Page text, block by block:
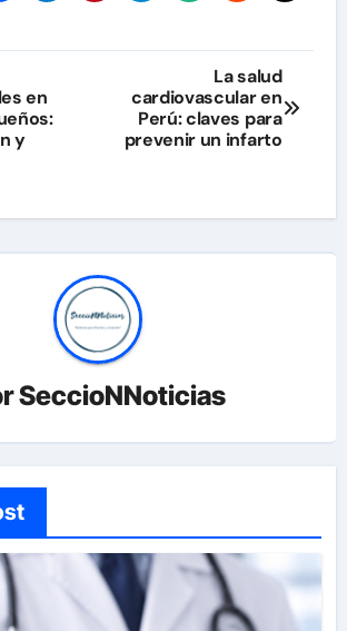
en
y
La salud
cardiovascular en
Perú: claves para
prevenir un infarto
SeccioNNoticias